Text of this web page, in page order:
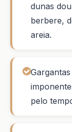
dunas
berbere,
areia.
pelo